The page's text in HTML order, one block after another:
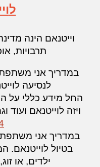
ל
וייטנאם הינה
תרבויות,
במדריך אני
לנסיעה
החל מידע כללי על
ויזה לוייטנאם ועוד
במדריך אני
בטיול לוייטנאם.
ילדים, או